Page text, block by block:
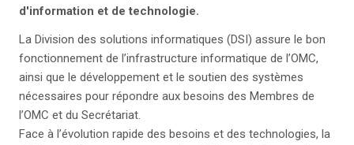
d'information et de technologie.
La Division des solutions informatiques (DSI) assure le bon
fonctionnement de l’infrastructure informatique de l’OMC,
ainsi que le développement et le soutien des systèmes
nécessaires pour répondre aux besoins des Membres de
l’OMC et du Secrétariat.
Face à l’évolution rapide des besoins et des technologies, la